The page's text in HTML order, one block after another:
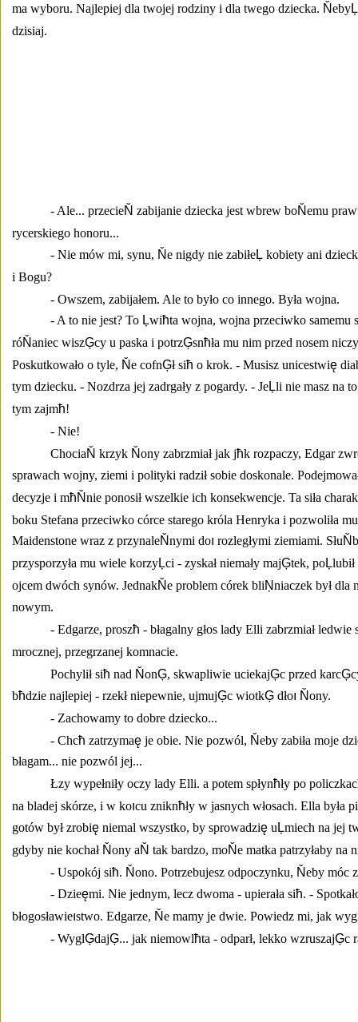
ma wyboru. Najlepiej dla twojej rodziny i dla twego dziecka. ŇebyĻ
dzisiaj.
- Ale... przecieŇ zabijanie dziecka jest wbrew boŇemu
rycerskiego honoru...
- Nie mów mi, synu, Ňe nigdy nie zabiłeĻ kobiety ani
i Bogu?
- Owszem, zabijałem. Ale to było co innego. Była wojna.
- A to nie jest? To Ļwiħta wojna, wojna przeciwko samemu
róŇaniec wiszĢcy u paska i potrzĢsnħła mu nim przed nosem
Poskutkowało o tyle, Ňe cofnĢł siħ o krok. - Musisz unicestwię
tym dziecku. - Nozdrza jej zadrgały z pogardy. - JeĻli nie masz na
tym zajmħ!
- Nie!
ChociaŇ krzyk Ňony zabrzmiał jak jħk rozpaczy, Edgar
sprawach wojny, ziemi i polityki radził sobie doskonale.
decyzje i mħŇnie ponosił wszelkie ich konsekwencje. Ta siła
boku Stefana przeciwko córce starego króla Henryka i pozwoliła
Maidenstone wraz z przynaleŇnymi doı rozległymi ziemiami. SłuŇ
przysporzyła mu wiele korzyĻci - zyskał niemały majĢtek, poĻ
ojcem dwóch synów. JednakŇe problem córek bliŅniaczek był dla
nowym.
- Edgarze, proszħ - błagalny głos lady Elli zabrzmiał ledwie
mrocznej, przegrzanej komnacie.
Pochylił siħ nad ŇonĢ, skwapliwie uciekajĢc przed karcĢ
bħdzie najlepiej - rzekł niepewnie, ujmujĢc wiotkĢ dłoı Ňony.
- Zachowamy to dobre dziecko...
- Chcħ zatrzymaę je obie. Nie pozwól, Ňeby zabiła moje
błagam... nie pozwól jej...
Łzy wypełniły oczy lady Elli. a potem spłynħły po
na bladej skórze, i w koıcu zniknħły w jasnych włosach. Ella była pi
gotów był zrobię niemal wszystko, by sprowadzię u Ļmiech na jej
gdyby nie kochał Ňony aŇ tak bardzo, moŇe matka patrzyłaby na
- Uspokój siħ. Ňono. Potrzebujesz odpoczynku, Ňeby móc
- Dzieęmi. Nie jednym, lecz dwoma - upierała siħ. -
błogosławieıstwo. Edgarze, Ňe mamy je dwie. Powiedz mi, jak
- WyglĢdajĢ... jak niemowlħta - odparł, lekko wzruszajĢc